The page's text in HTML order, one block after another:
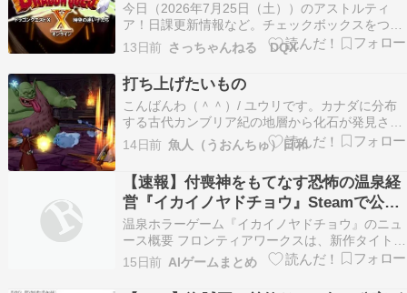
今日（2026年7月25日（土））のアストルティ
ア！日課更新情報など。チェックボックスをつけ
ているので、終わった物はチェックしていこう！
※本日6：00より「邪神の宮殿」のお題が更新さ
れています。※「おきがえリポちゃん ～ あぶな
い浴衣 ～」は本日11：59まで。※現在開催中の
「異…
13日前 さっちゃんねる DQX
打ち上げたいもの
こんばんわ（＾＾）/ ユウリです。カナダに分布
する古代カンブリア紀の地層から化石が発見され
た、”ネクトカリス”。全長7センチメートルほどの
頭足類で、軟体動物です。触手が２本しかない、
現生のイカのような姿をしていました。 ユウリ
「でも学名の”カリス”というのは、”エビ”という
意味…
14日前 魚人（うおんちゅ）日和
【速報】付喪神をもてなす恐怖の温泉経
営『イカイノヤドチョウ』Steamで公
開！価格は1500円
温泉ホラーゲーム『イカイノヤドチョウ』のニュ
ース概要 フロンティアワークスは、新作タイトル
である温泉ホラーシミュレーションゲーム、イカ
イノヤドチョウのSteamストアページを公開しま
した。 本作は2026年の配信を予定しており、日
15日前 AIゲームまとめ